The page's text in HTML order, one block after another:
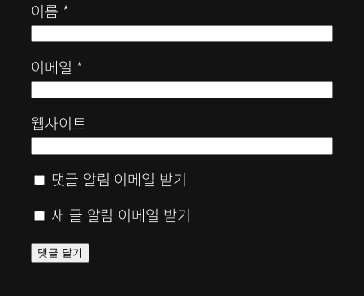
이름 *
이메일 *
웹사이트
댓글 알림 이메일 받기
새 글 알림 이메일 받기